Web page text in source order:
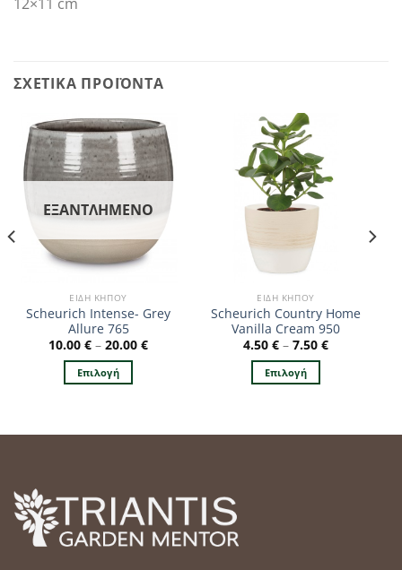
12×11 cm
ΣΧΕΤΙΚΆ ΠΡΟΪΌΝΤΑ
ΕΞΑΝΤΛΗΜΈΝΟ
ΕΊΔΗ ΚΉΠΟΥ
Scheurich Intense- Grey
Allure 765
10.00 € – 20.00 €
Επιλογή
προϊόν
Οι
επιλογές
μπορούν
ΕΊΔΗ ΚΉΠΟΥ
Scheurich Country Home
Vanilla Cream 950
4.50 € – 7.50 €
Επιλογή
προϊόν